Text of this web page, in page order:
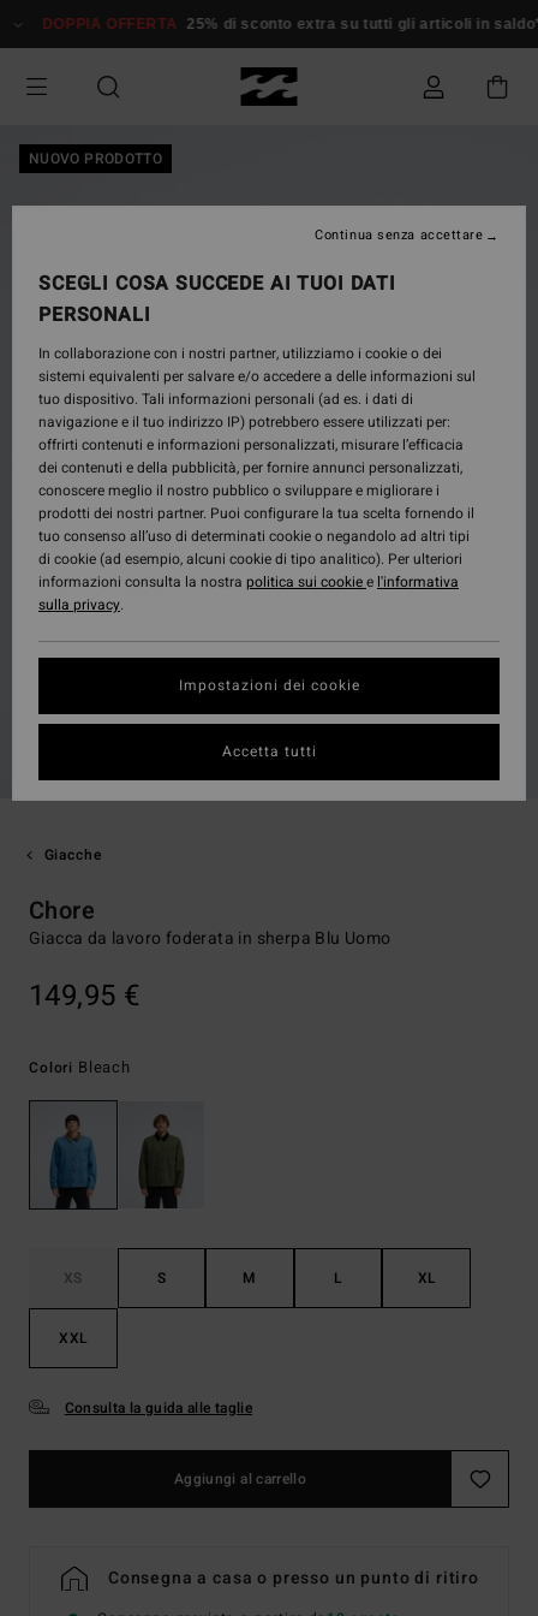
alle
prodotto
DOPPIA OFFERTA 25% di sconto extra su tutti gli articoli in saldo*
NUOVO PRODOTTO
Giacche
Chore
Giacca da lavoro foderata in sherpa Blu Uomo
149,95 €
Colori Bleach
XS S M L XL
XXL
Consulta la guida alle taglie
Aggiungi al carrello
Consegna a casa o presso un punto di ritiro
SCEGLI COSA SUCCEDE AI TUOI DATI
PERSONALI
In collaborazione con i nostri partner, utilizziamo i cookie o dei
sistemi equivalenti per salvare e/o accedere a delle informazioni sul
tuo dispositivo. Tali informazioni personali (ad es. i dati di
navigazione e il tuo indirizzo IP) potrebbero essere utilizzati per:
offrirti contenuti e informazioni personalizzati, misurare l’efficacia
dei contenuti e della pubblicità, per fornire annunci personalizzati,
conoscere meglio il nostro pubblico o sviluppare e migliorare i
prodotti dei nostri partner. Puoi configurare la tua scelta fornendo il
tuo consenso all’uso di determinati cookie o negandolo ad altri tipi
di cookie (ad esempio, alcuni cookie di tipo analitico). Per ulteriori
informazioni consulta la nostra politica sui cookiee l'informativa
sulla privacy.
Impostazioni dei cookie
Continua senza accettare
Accetta tutti